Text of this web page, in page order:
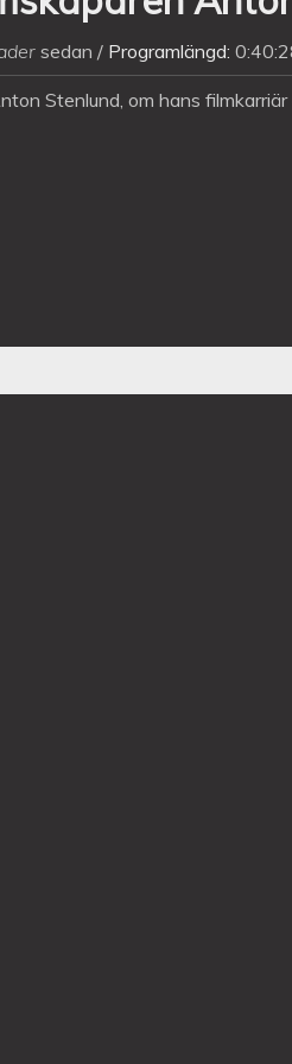
sedan Programlängd:
Stenlund, om hans